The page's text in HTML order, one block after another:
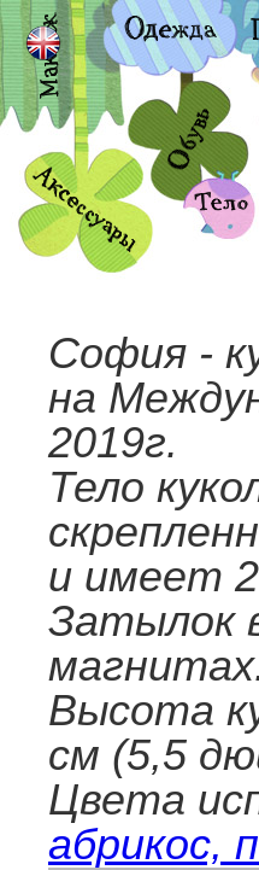
София -
на
2019г.
Тело
и имеет
Затылок
Высота
см (5,5
Цвета
абрикос,